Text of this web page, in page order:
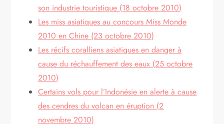
son industrie touristique (18 octobre 2010)
Les miss asiatiques au concours Miss Monde
2010 en Chine (23 octobre 2010)
Les récifs coralliens asiatiques en danger à
cause du réchauffement des eaux (25 octobre
2010)
Certains vols pour l’Indonésie en alerte à cause
des cendres du volcan en éruption (2
novembre 2010)